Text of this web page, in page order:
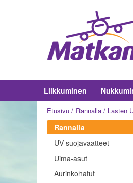
Liikkuminen
Etusivu Rannalla Lasten
Rannalla
UV-suojavaatteet
Uima-asut
Aurinkohatut